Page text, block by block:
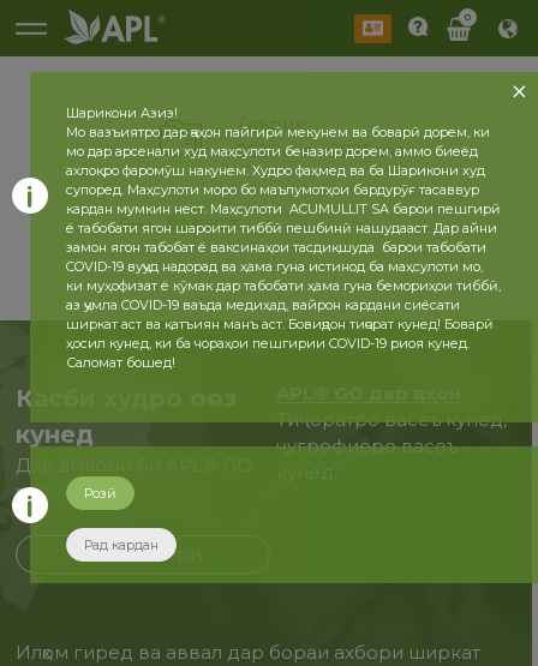
0
Таърих
2026 сол 2025 сол
бозгашт
Касби худро оғоз
кунед
Дар ҳамкорӣ бо APL® GO
ҳоло
Бақайдгирӣ
Тиҷоратро васеъ кунед,
ҷуғрофиёро васеъ
Илҳом гиред ва аввал дар бораи ахбори ширкат
Шарикони Азиз!
Мо вазъиятро дар ҷаҳон пайгирӣ мекунем ва боварӣ дорем, ки
мо дар арсенали худ маҳсулоти беназир дорем, аммо биеёд
ахлоқро фаромӯш накунем. Худро фаҳмед ва ба Шарикони худ
супоред. Маҳсулоти моро бо маълумотҳои бардурӯғ тасаввур
кардан мумкин нест. Маҳсулоти ACUMULLIT SA барои пешгирӣ
ё табобати ягон шароити тиббӣ пешбинӣ нашудааст. Дар айни
замон ягон табобат ё ваксинаҳои тасдиқшуда барои табобати
COVID-19 вуҷуд надорад ва ҳама гуна истинод ба маҳсулоти мо,
ки муҳофизат ё кӯмак дар табобати ҳама гуна бемориҳои тиббӣ,
аз ҷумла COVID-19 ваъда медиҳад, вайрон кардани сиёсати
ширкат аст ва қатъиян манъ аст. Бовиҷдон тиҷорат кунед! Боварӣ
ҳосил кунед, ки ба чораҳои пешгирии COVID-19 риоя кунед.
Саломат бошед!
Розӣ
Рад кардан